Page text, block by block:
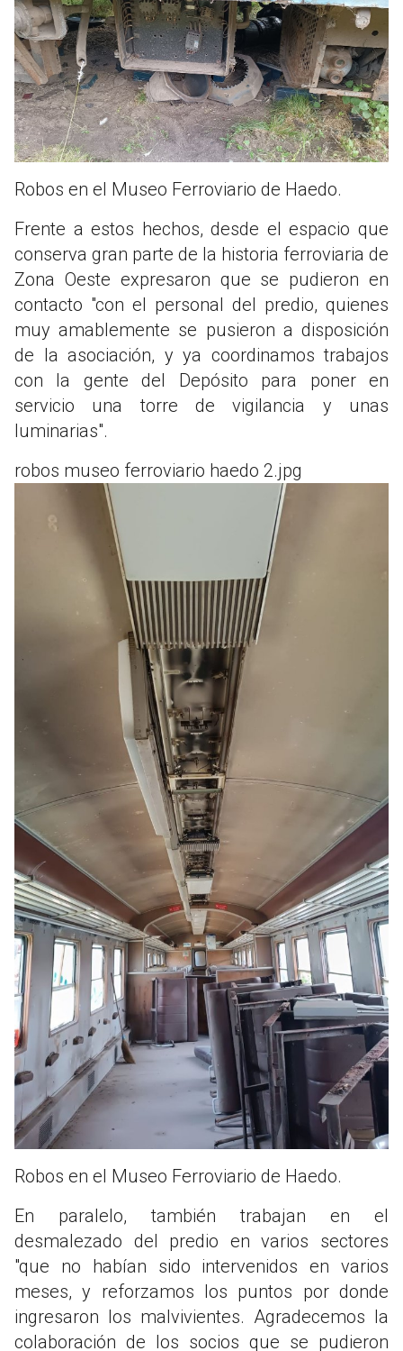
Robos en el Museo Ferroviario de Haedo.
Frente a estos hechos, desde el espacio que
conserva gran parte de la historia ferroviaria de
Zona Oeste expresaron que se pudieron en
contacto "con el personal del predio, quienes
muy amablemente se pusieron a disposición
de la asociación, y ya coordinamos trabajos
con la gente del Depósito para poner en
servicio una torre de vigilancia y unas
luminarias".
robos museo ferroviario haedo 2.jpg
Robos en el Museo Ferroviario de Haedo.
En paralelo, también trabajan en el
desmalezado del predio en varios sectores
"que no habían sido intervenidos en varios
meses, y reforzamos los puntos por donde
ingresaron los malvivientes. Agradecemos la
colaboración de los socios que se pudieron